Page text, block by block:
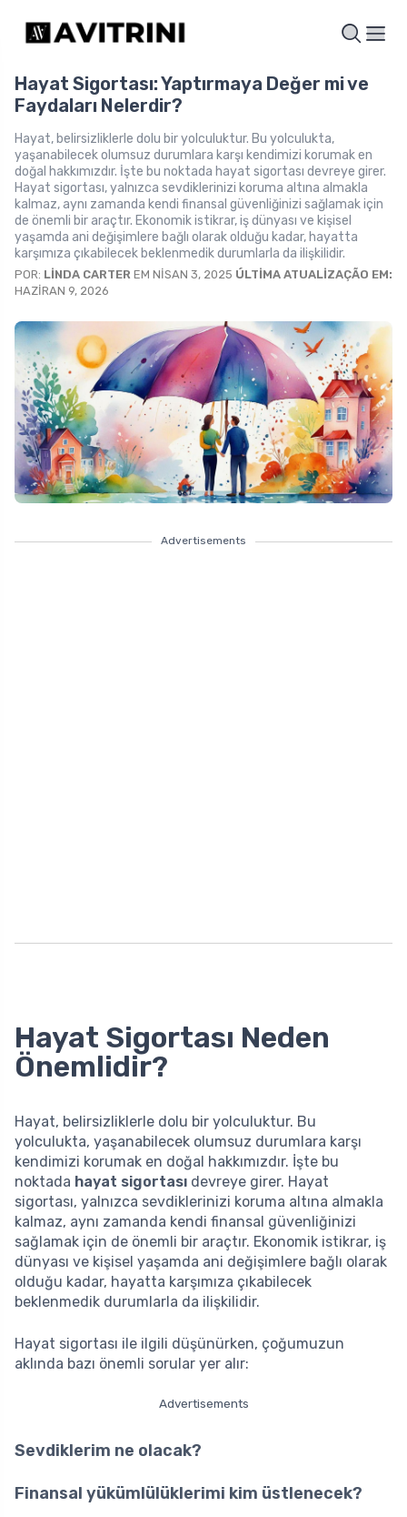
Hayat Sigortası: Yaptırmaya Değer mi ve
Faydaları Nelerdir?
Hayat, belirsizliklerle dolu bir yolculuktur. Bu yolculukta,
yaşanabilecek olumsuz durumlara karşı kendimizi korumak en
doğal hakkımızdır. İşte bu noktada hayat sigortası devreye girer.
Hayat sigortası, yalnızca sevdiklerinizi koruma altına almakla
kalmaz, aynı zamanda kendi finansal güvenliğinizi sağlamak için
de önemli bir araçtır. Ekonomik istikrar, iş dünyası ve kişisel
yaşamda ani değişimlere bağlı olarak olduğu kadar, hayatta
karşımıza çıkabilecek beklenmedik durumlarla da ilişkilidir.
POR: LINDA CARTER EM NISAN 3, 2025 ÚLTIMA ATUALIZAÇÃO EM:
HAZIRAN 9, 2026
Advertisements
Hayat Sigortası Neden
Önemlidir?
Hayat, belirsizliklerle dolu bir yolculuktur. Bu
yolculukta, yaşanabilecek olumsuz durumlara karşı
kendimizi korumak en doğal hakkımızdır. İşte bu
noktada hayat sigortası devreye girer. Hayat
sigortası, yalnızca sevdiklerinizi koruma altına almakla
kalmaz, aynı zamanda kendi finansal güvenliğinizi
sağlamak için de önemli bir araçtır. Ekonomik istikrar, iş
dünyası ve kişisel yaşamda ani değişimlere bağlı olarak
olduğu kadar, hayatta karşımıza çıkabilecek
beklenmedik durumlarla da ilişkilidir.
Hayat sigortası ile ilgili düşünürken, çoğumuzun
aklında bazı önemli sorular yer alır:
Advertisements
Sevdiklerim ne olacak?
Finansal yükümlülüklerimi kim üstlenecek?